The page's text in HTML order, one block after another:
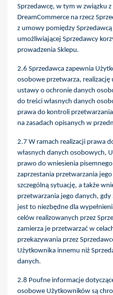
Sprzedawcę, w tym w związku
DreamCommerce na rzecz
z umowy pomiędzy
umożliwiającej Sprzedawcy
prowadzenia Sklepu.
2.6 Sprzedawca zapewnia
osobowe przetwarza,
ustawy o ochronie danych
do treści własnych danych
prawa do kontroli
na zasadach opisanych w
2.7 W ramach realizacji prawa
własnych danych osobowych,
prawo do wniesienia
zaprzestania przetwarzania
szczególną sytuację, a także
przetwarzania jego danych,
jest to niezbędne dla
celów realizowanych przez
zamierza je przetwarzać w
przekazywania przez
Użytkownika innemu niż
danych.
2.8 Poufne informacje
osobowe Użytkowników są